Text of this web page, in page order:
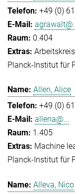
+49 (0)
0.404
Planck-Institut für
Allen, Alice
+49 (0)
allena@...
1.405
Machine
Planck-Institut für
Alleva, Nico